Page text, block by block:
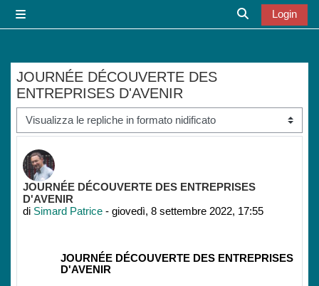
Attiva/disattiva
Login
JOURNÉE DÉCOUVERTE DES
ENTREPRISES D'AVENIR
JOURNÉE DÉCOUVERTE DES ENTREPRISES
D'AVENIR
di Simard Patrice - giovedì, 8 settembre 2022, 17:55
Numero di risposte: 0
JOURNÉE DÉCOUVERTE DES ENTREPRISES
D'AVENIR